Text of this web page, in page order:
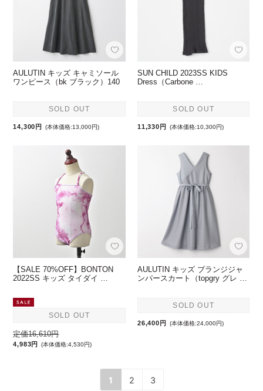
AULUTIN キッズ キャミソール
ワンピース（bk ブラック）140
SOLD OUT
14,300円 (本体価格:13,000円)
SUN CHILD 2023SS KIDS
Dress（Carbone …
SOLD OUT
11,330円 (本体価格:10,300円)
【SALE 70%OFF】BONTON
2022SS キッズ タイダイ …
SOLD OUT
定価16,610円
4,983円 (本体価格:4,530円)
AULUTIN キッズ ブランジジャ
ンパースカート（topgry グレ …
SOLD OUT
26,400円 (本体価格:24,000円)
1 2 3